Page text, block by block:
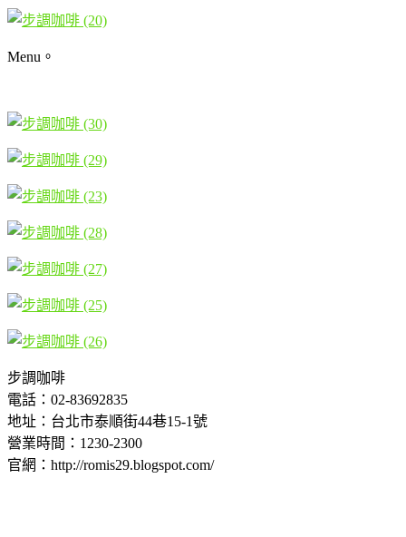
Menu。
步調咖啡
電話：02-83692835
地址：台北市泰順街44巷15-1號
營業時間：1230-2300
官網：http://romis29.blogspot.com/